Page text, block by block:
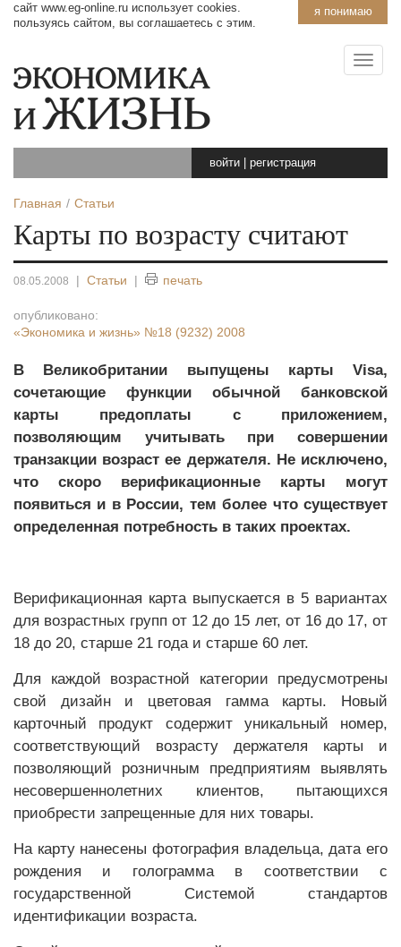
я понимаю
сайт www.eg-online.ru использует cookies.
пользуясь сайтом, вы соглашаетесь с этим.
войти регистрация
Главная Статьи
Карты по возрасту считают
08.05.2008 | Статьи | печать
опубликовано:
«Экономика и жизнь» №18 (9232) 2008
В Великобритании выпущены карты Visa,
сочетающие функции обычной банковской
карты предоплаты с приложением,
позволяющим учитывать при совершении
транзакции возраст ее держателя. Не исключено,
что скоро верификационные карты могут
появиться и в России, тем более что существует
определенная потребность в таких проектах.
Верификационная карта выпускается в 5 вариантах
для возрастных групп от 12 до 15 лет, от 16 до 17, от
18 до 20, старше 21 года и старше 60 лет.
Для каждой возрастной категории предусмотрены
свой дизайн и цветовая гамма карты. Новый
карточный продукт содержит уникальный номер,
соответствующий возрасту держателя карты и
позволяющий розничным предприятиям выявлять
несовершеннолетних клиентов, пытающихся
приобрести запрещенные для них товары.
На карту нанесены фотография владельца, дата его
рождения и голограмма в соответствии с
государственной Системой стандартов
идентификации возраста.